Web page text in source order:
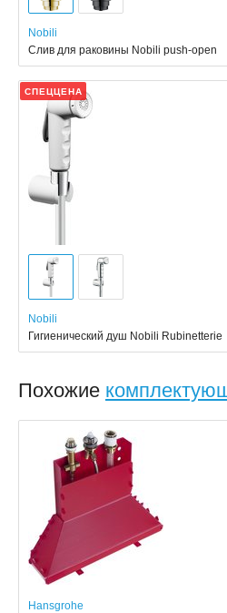
Nobili
Слив для раковины Nobili push-open
СПЕЦЦЕНА
Nobili
Гигиенический душ Nobili Rubinetterie
Похожие
Hansgrohe